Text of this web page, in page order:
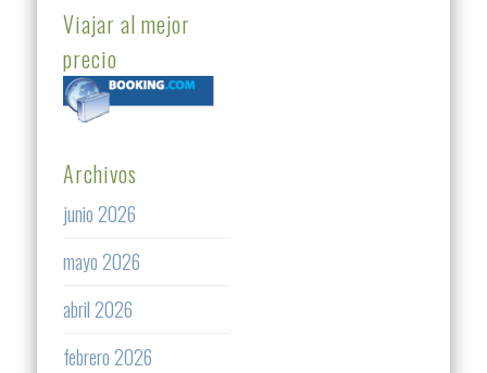
Viajar al mejor
precio
Archivos
junio 2026
mayo 2026
abril 2026
febrero 2026